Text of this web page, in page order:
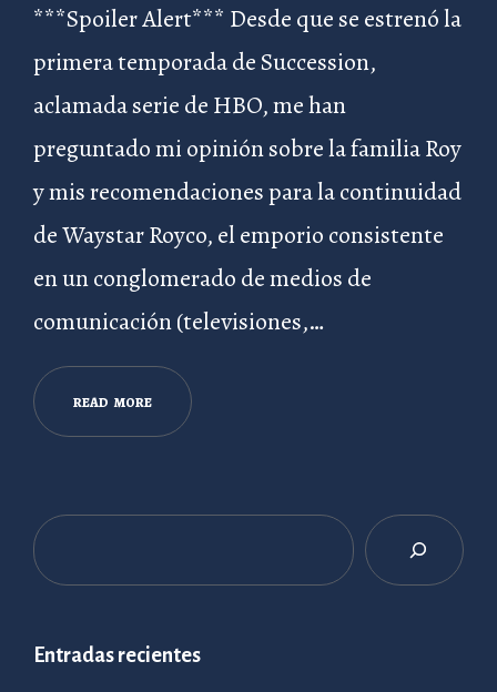
***Spoiler Alert*** Desde que se estrenó la
primera temporada de Succession,
aclamada serie de HBO, me han
preguntado mi opinión sobre la familia Roy
y mis recomendaciones para la continuidad
de Waystar Royco, el emporio consistente
en un conglomerado de medios de
comunicación (televisiones,…
READ MORE
Entradas recientes